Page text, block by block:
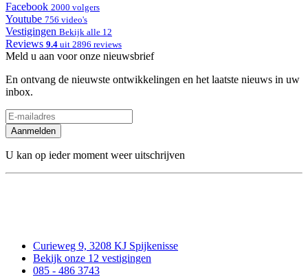
Facebook 2000 volgers
Youtube 756 video's
Vestigingen Bekijk alle 12
Reviews 9.4 uit 2896 reviews
Meld u aan voor onze nieuwsbrief
En ontvang de nieuwste ontwikkelingen en het laatste nieuws in uw
inbox.
Aanmelden
U kan op ieder moment weer uitschrijven
Curieweg 9, 3208 KJ Spijkenisse
Bekijk onze 12 vestigingen
085 - 486 3743